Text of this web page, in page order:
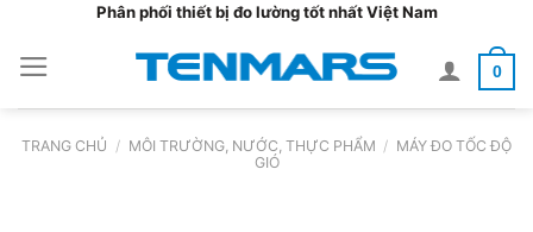
nội
dung
Phân phối thiết bị đo lường tốt nhất Việt Nam
0
TRANG CHỦ / MÔI TRƯỜNG, NƯỚC, THỰC PHẨM / MÁY ĐO TỐC ĐỘ
GIÓ